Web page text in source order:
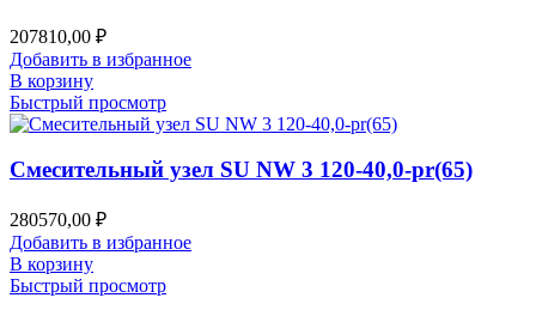
207810,00 ₽
Добавить в избранное
В корзину
Быстрый просмотр
Смесительный узел SU NW 3 120-40,0-pr(65)
280570,00 ₽
Добавить в избранное
В корзину
Быстрый просмотр